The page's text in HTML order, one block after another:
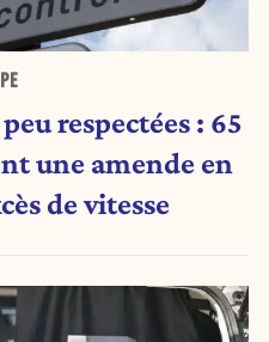
respectées : 65
une amende en
de vitesse